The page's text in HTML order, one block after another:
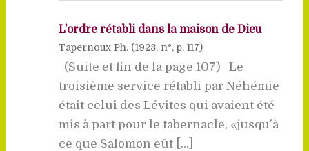
L’ordre rétabli dans la maison de Dieu
Tapernoux Ph. (1928, n°, p. 117)
(Suite et fin de la page 107) Le
troisième service rétabli par Néhémie
était celui des Lévites qui avaient été
mis à part pour le tabernacle, «jusqu’à
ce que Salomon eût [...]